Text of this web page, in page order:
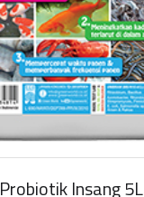
Probiotik Insang 5L